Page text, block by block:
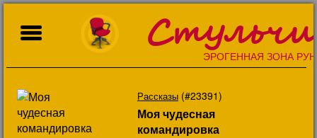
ЭРОГЕННАЯ ЗОНА
Рассказы (#23391)
Моя чудесная
командировка